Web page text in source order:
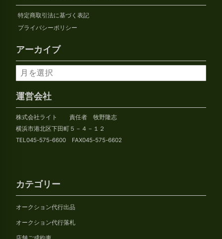
特定商取引法に基づく表記
プライバシーポリシー
アーカイブ
ア
ー
カ
イ
ブ
運営会社
株式会社ライト 責任者 牧野隆志
横浜市港北区下田町５－４－１２
TEL045-575-6600 FAX045-575-6602
カテゴリー
オークション代行出品
オークション代行落札